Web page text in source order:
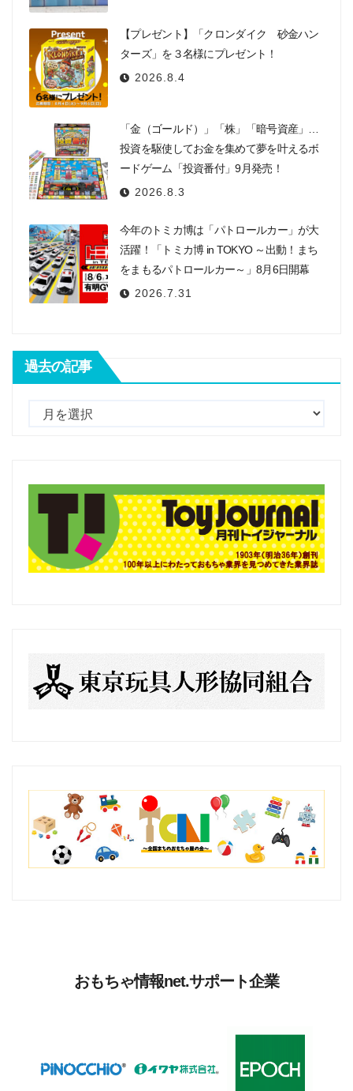
【プレゼント】「クロンダイク 砂金ハン
ターズ」を３名様にプレゼント！
2026.8.4
「金（ゴールド）」「株」「暗号資産」…
投資を駆使してお金を集めて夢を叶えるボ
ードゲーム「投資番付」9月発売！
2026.8.3
今年のトミカ博は「パトロールカー」が大
活躍！「トミカ博 in TOKYO ～出動！まち
をまもるパトロールカー～」8月6日開幕
2026.7.31
過去の記事
記
おもちゃ情報net.サポート企業